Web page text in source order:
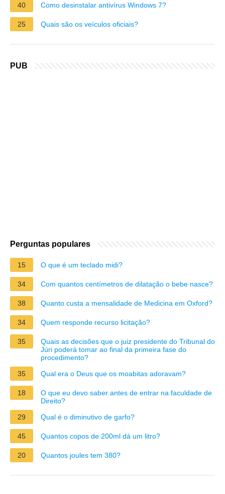
40 Como desinstalar antivírus Windows 7?
25 Quais são os veículos oficiais?
PUB
Perguntas populares
15 O que é um teclado midi?
34 Com quantos centímetros de dilatação o bebe nasce?
38 Quanto custa a mensalidade de Medicina em Oxford?
34 Quem responde recurso licitação?
35
Quais as decisões que o juiz presidente do Tribunal do
Júri poderá tomar ao final da primeira fase do
procedimento?
35
Qual era o Deus que os moabitas adoravam?
18
O que eu devo saber antes de entrar na faculdade de
Direito?
29
Qual é o diminutivo de garfo?
45 Quantos copos de 200ml dá um litro?
20 Quantos joules tem 380?